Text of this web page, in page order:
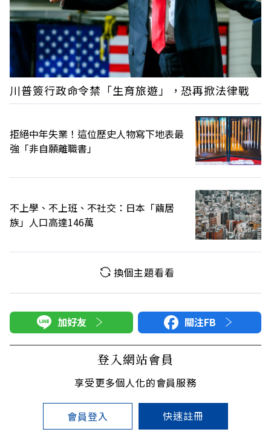
川普簽行政命令禁「生育旅遊」，恐再掀法律戰
拒絕中年失業！這位歷史人物寫下地表最
強「非自願離職書」
不上學、不上班、不社交：日本「繭居
族」人口高達146萬
換個主題看看
加好友 關注FB
登入網站會員
享受更多個人化的會員服務
會員登入 快速註冊